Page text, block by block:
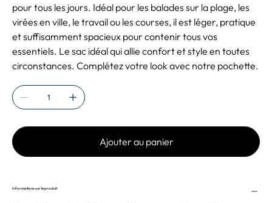
pour tous les jours. Idéal pour les balades sur la plage, les
virées en ville, le travail ou les courses, il est léger, pratique
et suffisamment spacieux pour contenir tous vos
essentiels. Le sac idéal qui allie confort et style en toutes
circonstances. Complétez votre look avec notre pochette.
Ajouter au panier
Informations sur le produit